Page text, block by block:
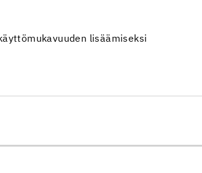
lisäämiseksi